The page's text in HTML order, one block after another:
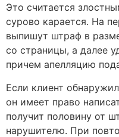
Это считается
сурово карается. На
выпишут штраф в
со страницы, а далее
причем апелляцию
Если клиент
он имеет право
получит половину от
нарушителю. При